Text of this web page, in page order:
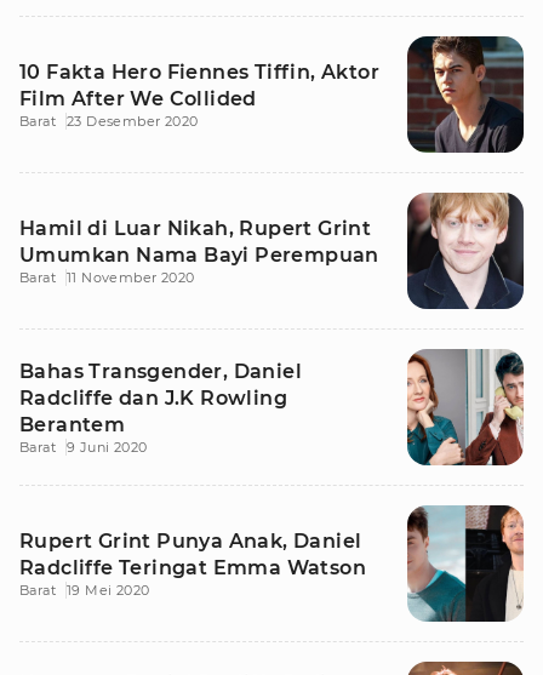
10 Fakta Hero Fiennes Tiffin, Aktor
Film After We Collided
Barat 23 Desember 2020
Hamil di Luar Nikah, Rupert Grint
Umumkan Nama Bayi Perempuan
Barat 11 November 2020
Bahas Transgender, Daniel
Radcliffe dan J.K Rowling
Berantem
Barat 9 Juni 2020
Rupert Grint Punya Anak, Daniel
Radcliffe Teringat Emma Watson
Barat 19 Mei 2020